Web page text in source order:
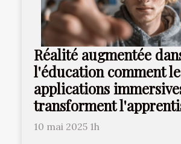
Réalité augmentée
l'éducation comment
applications
transforment
10 mai 2025 1h